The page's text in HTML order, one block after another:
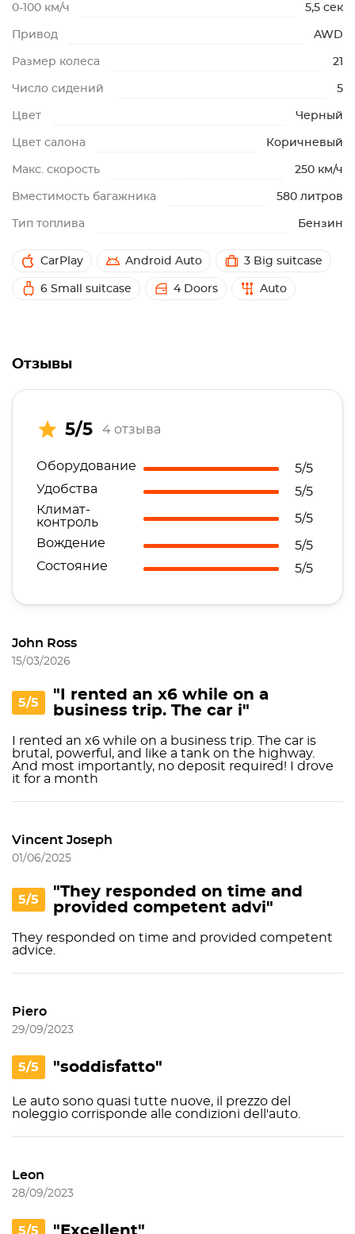
0-100 км/ч 5,5 сек
Привод AWD
Размер колеса 21
Число сидений 5
Цвет Черный
Цвет салона Коричневый
Макс. скорость 250 км/ч
Вместимость багажника 580 литров
Тип топлива Бензин
CarPlay Android Auto 3 Big suitcase
6 Small suitcase 4 Doors Auto
Отзывы
5/5 4 отзыва
Оборудование
5/5
Удобства
5/5
Климат-
контроль
5/5
Вождение
5/5
Состояние
5/5
John Ross
15/03/2026
5/5
"I rented an x6 while on a
business trip. The car i"
I rented an x6 while on a business trip. The car is
brutal, powerful, and like a tank on the highway.
And most importantly, no deposit required! I drove
it for a month
Vincent Joseph
01/06/2025
5/5
"They responded on time and
provided competent advi"
They responded on time and provided competent
advice.
Piero
29/09/2023
5/5 "soddisfatto"
Le auto sono quasi tutte nuove, il prezzo del
noleggio corrisponde alle condizioni dell'auto.
Leon
28/09/2023
5/5 "Excellent"